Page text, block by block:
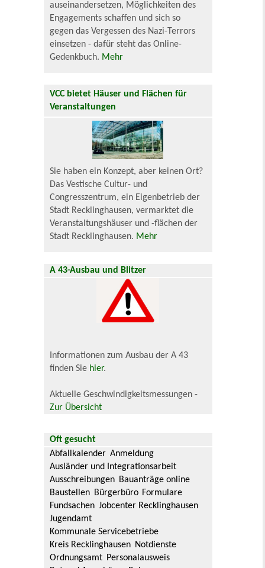
auseinandersetzen, Möglichkeiten des
Engagements schaffen und sich so
gegen das Vergessen des Nazi-Terrors
einsetzen - dafür steht das Online-
Gedenkbuch. Mehr
VCC bietet Häuser und Flächen für
Veranstaltungen
Sie haben ein Konzept, aber keinen Ort?
Das Vestische Cultur- und
Congresszentrum, ein Eigenbetrieb der
Stadt Recklinghausen, vermarktet die
Veranstaltungshäuser und -flächen der
Stadt Recklinghausen. Mehr
A 43-Ausbau und Blitzer
Informationen zum Ausbau der A 43
finden Sie hier.
Aktuelle Geschwindigkeitsmessungen -
Zur Übersicht
Oft gesucht
Abfallkalender Anmeldung
Ausländer und Integrationsarbeit
Ausschreibungen Bauanträge online
Baustellen Bürgerbüro Formulare
Fundsachen Jobcenter Recklinghausen
Jugendamt
Kommunale Servicebetriebe
Kreis Recklinghausen Notdienste
Ordnungsamt Personalausweis